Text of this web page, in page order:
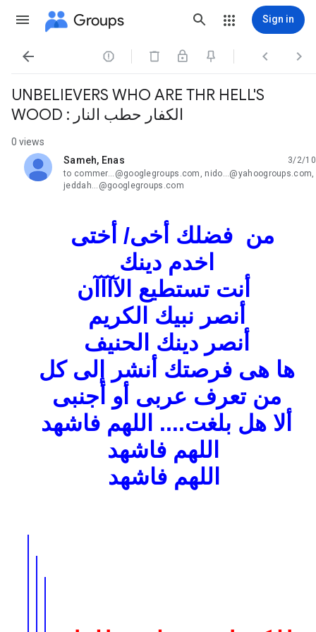
Groups Sign in
   
UNBELIEVERS WHO ARE THR HELL'S
WOOD : الكفار حطب النار
0 views
Sameh, Enas
unread,
3/2/10
to commer...@googlegroups.com, nido...@yahoogroups.com,
jeddah...@googlegroups.com
من فضلك أخى/ أختى
اخدم دينك
أنصر نبيك الكريم
أنصر دينك الحنيف
ها هى فرصتك أنشر إلى كل
من تعرف عربى أو أجنبى
ألا هل بلغت.... اللهم فاشهد
اللهم فاشهد